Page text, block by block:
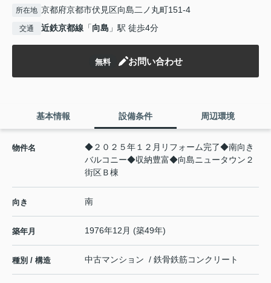
所在地 京都府京都市伏見区向島二ノ丸町151-4
交通 近鉄京都線 「向島 」駅 徒歩4分
無料 お問い合わせ
基本情報 設備条件 周辺環境
物件名
◆２０２５年１２月リフォーム完了◆南向き
バルコニー◆収納豊富◆向島ニュータウン２
街区Ｂ棟
向き 南
築年月 1976年12月 (築49年)
種別 / 構造 中古マンション / 鉄骨鉄筋コンクリート